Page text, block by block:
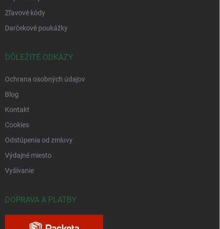
Zľavové kódy
Darčekové poukážky
DÔLEŽITÉ ODKAZY
Ochrana osobných údajov
Blog
Kontakt
Cookies
Odstúpenia od zmluvy
Výdajné miesto
Vyšívanie
DOPRAVA A PLATBY